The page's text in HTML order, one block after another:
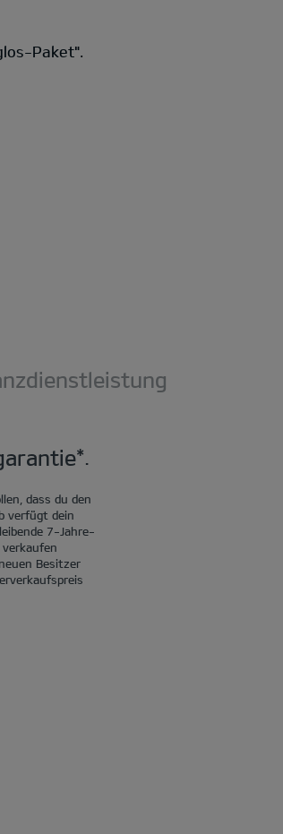
Paket".
dass du den
verfügt dein
7-Jahre-
verkaufen
Besitzer